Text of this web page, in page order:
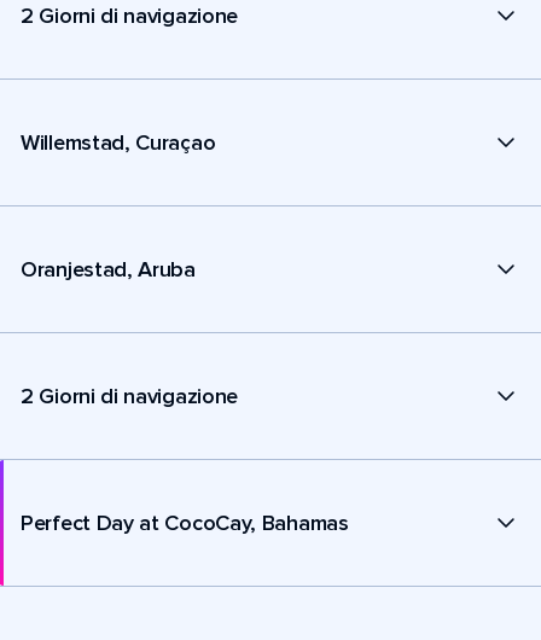
2 Giorni di navigazione
Willemstad, Curaçao
Oranjestad, Aruba
2 Giorni di navigazione
Perfect Day at CocoCay, Bahamas